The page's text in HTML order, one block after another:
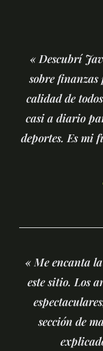
« Descubrí
sobre finanzas
calidad de
casi a diario
deportes. Es mi
« Me encanta
este sitio. Los
sección de